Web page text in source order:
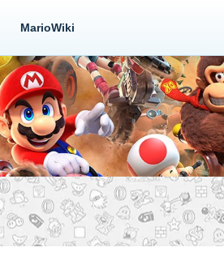
MarioWiki